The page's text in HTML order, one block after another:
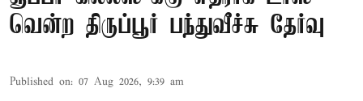
வென்ற திருப்பூர் பந்துவீச்சு தேர்வு
Published on: 07 Aug 2026, 9:39 am